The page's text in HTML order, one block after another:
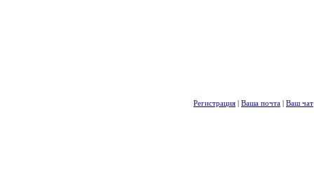
Регистрация | Ваша почта | Ваш чат